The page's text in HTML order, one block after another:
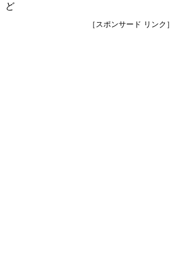
ど
［スポンサード リンク］